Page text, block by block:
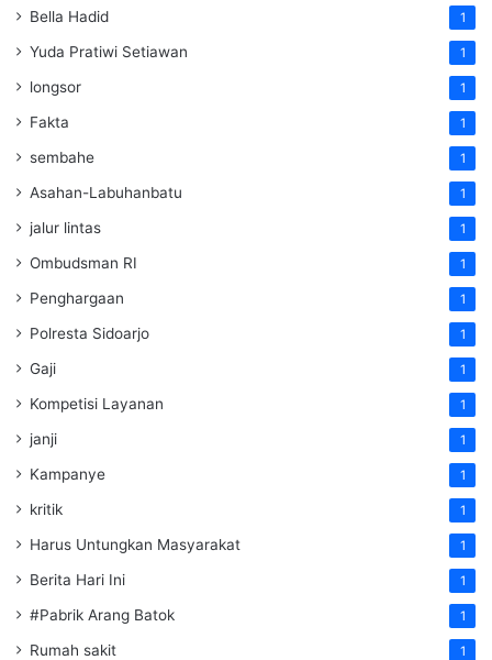
Bella Hadid 1
Yuda Pratiwi Setiawan 1
longsor 1
Fakta 1
sembahe 1
Asahan-Labuhanbatu 1
jalur lintas 1
Ombudsman RI 1
Penghargaan 1
Polresta Sidoarjo 1
Gaji 1
Kompetisi Layanan 1
janji 1
Kampanye 1
kritik 1
Harus Untungkan Masyarakat 1
Berita Hari Ini 1
#Pabrik Arang Batok 1
Rumah sakit 1